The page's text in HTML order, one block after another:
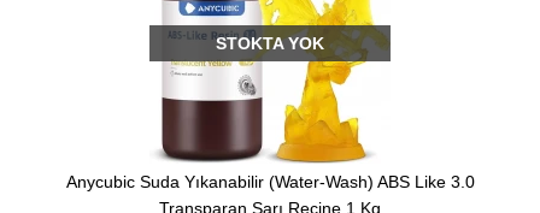
STOKTA YOK
Anycubic Suda Yıkanabilir (Water-Wash) ABS Like 3.0
Transparan Sarı Reçine 1 Kg